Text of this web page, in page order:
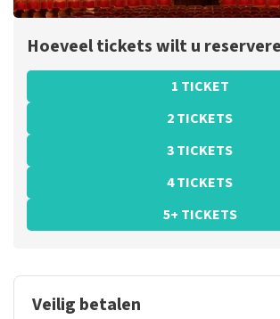
Hoeveel tickets wilt u
1 TICKET
2 TICKETS
3 TICKETS
4 TICKETS
5+ TICKETS
Veilig betalen